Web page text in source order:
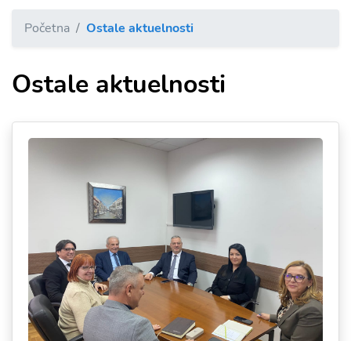
Početna Ostale aktuelnosti
Ostale aktuelnosti